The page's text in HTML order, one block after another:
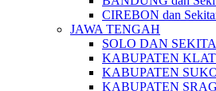
CIREBON dan
JAWA TENGAH
SOLO DAN
KABUPATEN
KABUPATEN
KABUPATEN